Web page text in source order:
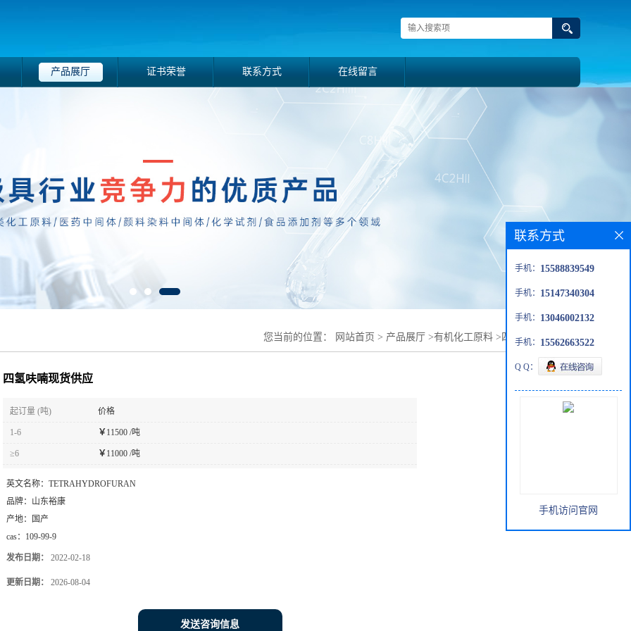
产品展厅 证书荣誉 联系方式 在线留言
您当前的位置： 网站首页 > 产品展厅 >有机化工原料 > 四氢呋喃现货供应
四氢呋喃现货供应
起订量 (吨) 价格
1-6 ￥ 11500 /吨
≥6 ￥ 11000 /吨
英文名称： TETRAHYDROFURAN
品牌： 山东裕康
产地：
国产
cas： 109-99-9
发布日期： 2022-02-18
更新日期： 2026-08-04
发送咨询信息
联系方式
手机： 15588839549
手机： 15147340304
手机： 13046002132
手机： 15562663522
Q Q：
手机访问官网